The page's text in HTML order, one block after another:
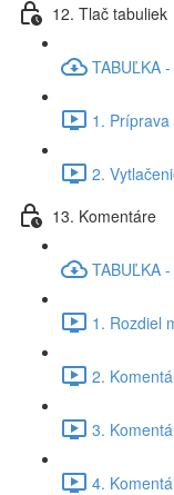
12. Tlač tabuliek
TABUĽKA
1.
2.
13. Komentáre
TABUĽKA
1. Rozdiel
2.
3.
4.